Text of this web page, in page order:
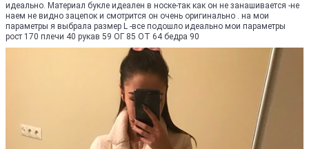
идеально. Материал букле идеален в носке-так как он не занашивается -не
наем не видно зацепок и смотрится он очень оригинально . на мои
параметры я выбрала размер L -все подошло идеально мои параметры
рост 170 плечи 40 рукав 59 ОГ 85 ОТ 64 бедра 90